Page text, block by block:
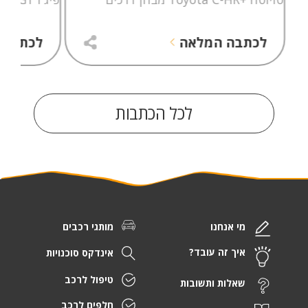
לכתבה המלאה
לכל הכתבות
מי אנחנו
איך זה עובד?
שאלות ותשובות
מותגי רכבים
אינדקס סוכנויות
טיפול לרכב
חלפים לרכב